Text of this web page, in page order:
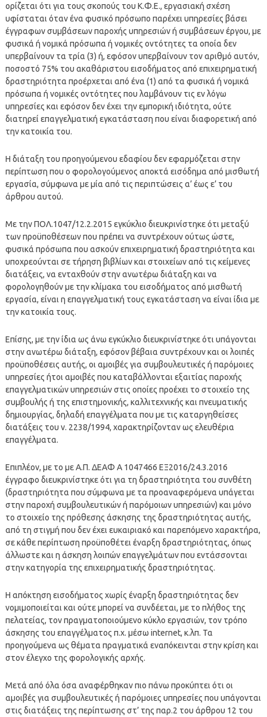
ορίζεται ότι για τους σκοπούς του Κ.Φ.Ε., εργασιακή σχέση
υφίσταται όταν ένα φυσικό πρόσωπο παρέχει υπηρεσίες βάσει
έγγραφων συμβάσεων παροχής υπηρεσιών ή συμβάσεων έργου, με
φυσικά ή νομικά πρόσωπα ή νομικές οντότητες τα οποία δεν
υπερβαίνουν τα τρία (3) ή, εφόσον υπερβαίνουν τον αριθμό αυτόν,
ποσοστό 75% του ακαθάριστου εισοδήματος από επιχειρηματική
δραστηριότητα προέρχεται από ένα (1) από τα φυσικά ή νομικά
πρόσωπα ή νομικές οντότητες που λαμβάνουν τις εν λόγω
υπηρεσίες και εφόσον δεν έχει την εμπορική ιδιότητα, ούτε
διατηρεί επαγγελματική εγκατάσταση που είναι διαφορετική από
την κατοικία του.
Η διάταξη του προηγούμενου εδαφίου δεν εφαρμόζεται στην
περίπτωση που ο φορολογούμενος αποκτά εισόδημα από μισθωτή
εργασία, σύμφωνα με μία από τις περιπτώσεις α’ έως ε’ του
άρθρου αυτού.
Με την ΠΟΛ.1047/12.2.2015 εγκύκλιο διευκρινίστηκε ότι μεταξύ
των προϋποθέσεων που πρέπει να συντρέχουν ούτως ώστε,
φυσικά πρόσωπα που ασκούν επιχειρηματική δραστηριότητα και
υποχρεούνται σε τήρηση βιβλίων και στοιχείων από τις κείμενες
διατάξεις, να ενταχθούν στην ανωτέρω διάταξη και να
φορολογηθούν με την κλίμακα του εισοδήματος από μισθωτή
εργασία, είναι η επαγγελματική τους εγκατάσταση να είναι ίδια με
την κατοικία τους.
Επίσης, με την ίδια ως άνω εγκύκλιο διευκρινίστηκε ότι υπάγονται
στην ανωτέρω διάταξη, εφόσον βέβαια συντρέχουν και οι λοιπές
προϋποθέσεις αυτής, οι αμοιβές για συμβουλευτικές ή παρόμοιες
υπηρεσίες ήτοι αμοιβές που καταβάλλονται εξαιτίας παροχής
επαγγελματικών υπηρεσιών στις οποίες προέχει το στοιχείο της
συμβουλής ή της επιστημονικής, καλλιτεχνικής και πνευματικής
δημιουργίας, δηλαδή επαγγέλματα που με τις καταργηθείσες
διατάξεις του ν. 2238/1994, χαρακτηρίζονταν ως ελευθέρια
επαγγέλματα.
Επιπλέον, με το με Α.Π. ΔΕΑΦ Α 1047466 ΕΞ2016/24.3.2016
έγγραφο διευκρινίστηκε ότι για τη δραστηριότητα του συνθέτη
(δραστηριότητα που σύμφωνα με τα προαναφερόμενα υπάγεται
στην παροχή συμβουλευτικών ή παρόμοιων υπηρεσιών) και μόνο
το στοιχείο της πρόθεσης άσκησης της δραστηριότητας αυτής,
από τη στιγμή που δεν έχει ευκαιριακό και παρεπόμενο χαρακτήρα,
σε κάθε περίπτωση προϋποθέτει έναρξη δραστηριότητας, όπως
άλλωστε και η άσκηση λοιπών επαγγελμάτων που εντάσσονται
στην κατηγορία της επιχειρηματικής δραστηριότητας.
Η απόκτηση εισοδήματος χωρίς έναρξη δραστηριότητας δεν
νομιμοποιείται και ούτε μπορεί να συνδέεται, με το πλήθος της
πελατείας, τον πραγματοποιούμενο κύκλο εργασιών, τον τρόπο
άσκησης του επαγγέλματος π.χ. μέσω internet, κ.λπ. Τα
προηγούμενα ως θέματα πραγματικά εναπόκεινται στην κρίση και
στον έλεγχο της φορολογικής αρχής.
Μετά από όλα όσα αναφέρθηκαν πιο πάνω προκύπτει ότι οι
αμοιβές για συμβουλευτικές ή παρόμοιες υπηρεσίες που υπάγονται
στις διατάξεις της περίπτωσης στ’ της παρ.2 του άρθρου 12 του